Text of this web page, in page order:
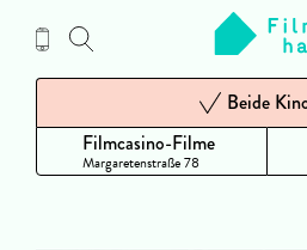
Inhalt
Filmcasino-Filme
Margaretenstraße 78
Beide